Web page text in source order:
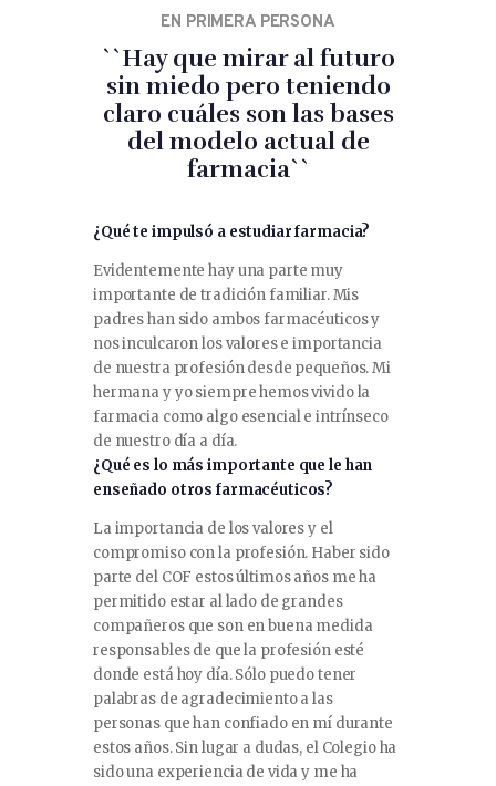
EN PRIMERA PERSONA
``Hay que mirar al futuro
sin miedo pero teniendo
claro cuáles son las bases
del modelo actual de
farmacia``
¿Qué te impulsó a estudiar farmacia?
Evidentemente hay una parte muy
importante de tradición familiar. Mis
padres han sido ambos farmacéuticos y
nos inculcaron los valores e importancia
de nuestra profesión desde pequeños. Mi
hermana y yo siempre hemos vivido la
farmacia como algo esencial e intrínseco
de nuestro día a día.
¿Qué es lo más importante que le han
enseñado otros farmacéuticos?
La importancia de los valores y el
compromiso con la profesión. Haber sido
parte del COF estos últimos años me ha
permitido estar al lado de grandes
compañeros que son en buena medida
responsables de que la profesión esté
donde está hoy día. Sólo puedo tener
palabras de agradecimiento a las
personas que han confiado en mí durante
estos años. Sin lugar a dudas, el Colegio ha
sido una experiencia de vida y me ha